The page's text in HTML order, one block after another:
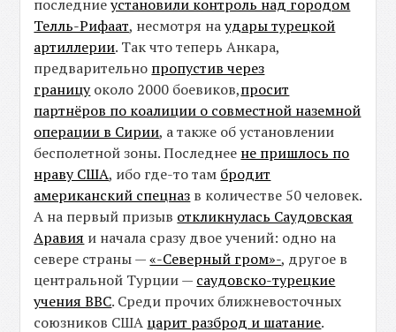
последниеустановили контроль над городом
Телль-Рифаат, несмотря наудары турецкой
артиллерии. Так что теперь Анкара,
предварительно пропустив через
границуоколо 2000 боевиков,просит
партнёров по коалиции о совместной наземной
операции в Сирии, а также об установлении
бесполетной зоны. Последнее не пришлось по
нраву США, ибо где-то там бродит
американский спецназ в количестве 50 человек.
А на первый призыв откликнулась Саудовская
Аравия и начала сразу двое учений: одно на
севере страны —«-Северный гром»-, другое в
центральной Турции — саудовско-турецкие
учения ВВС. Среди прочих ближневосточных
союзников США царит разброд и шатание.